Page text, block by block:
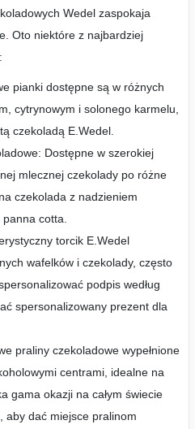
Wedel zaspokaja
Oto niektóre z najbardziej
pianki dostępne są w różnych
cytrynowym i solonego karmelu,
czekoladą E.Wedel.
Dostępne w szerokiej
mlecznej czekolady po różne
czekolada z nadzieniem
cotta.
torcik E.Wedel
wafelków i czekolady, często
podpis według
spersonalizowany prezent dla
praliny czekoladowe wypełnione
centrami, idealne na
gama okazji na całym świecie
aby dać miejsce pralinom